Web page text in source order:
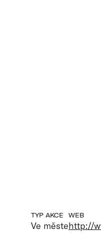
TYP AKCE
Ve měste
WEB
http://